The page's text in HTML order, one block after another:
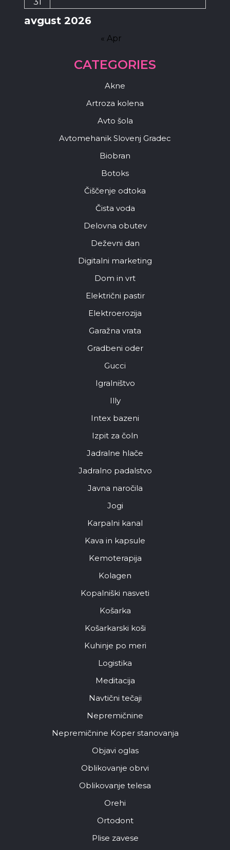
avgust 2026
31
« Apr
CATEGORIES
Akne
Artroza kolena
Avto šola
Avtomehanik Slovenj Gradec
Biobran
Botoks
Čiščenje odtoka
Čista voda
Delovna obutev
Deževni dan
Digitalni marketing
Dom in vrt
Električni pastir
Elektroerozija
Garažna vrata
Gradbeni oder
Gucci
Igralništvo
Illy
Intex bazeni
Izpit za čoln
Jadralne hlače
Jadralno padalstvo
Javna naročila
Jogi
Karpalni kanal
Kava in kapsule
Kemoterapija
Kolagen
Kopalniški nasveti
Košarka
Košarkarski koši
Kuhinje po meri
Logistika
Meditacija
Navtični tečaji
Nepremičnine
Nepremičnine Koper stanovanja
Objavi oglas
Oblikovanje obrvi
Oblikovanje telesa
Orehi
Ortodont
Plise zavese